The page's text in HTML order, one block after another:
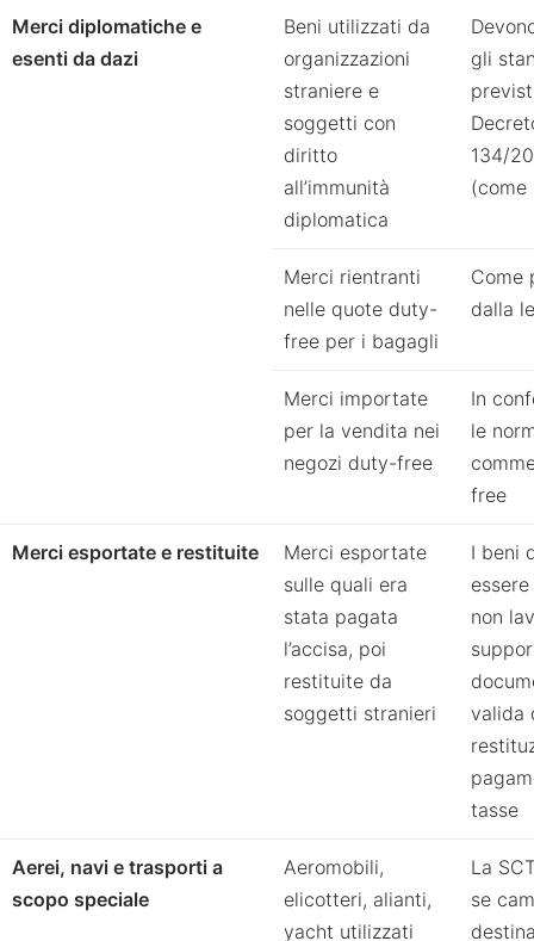
Merci diplomatiche e
esenti da dazi
Beni utilizzati da
organizzazioni
straniere e
soggetti con
diritto
all’immunità
diplomatica
gli
134/
Merci rientranti
nelle quote duty-
free per i bagagli
Come
dalla
Merci importate
per la vendita nei
negozi duty-free
In
le
free
Merci esportate e restituite
Merci esportate
sulle quali era
stata pagata
l’accisa, poi
restituite da
soggetti stranieri
I beni
non
valida
tasse
Aerei, navi e trasporti a
scopo speciale
Aeromobili,
elicotteri, alianti,
yacht utilizzati
La
se